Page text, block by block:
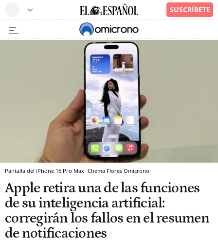
Pantalla del iPhone 16 Pro Max Chema Flores Omicrono
Apple retira una de las funciones
de su inteligencia artificial:
corregirán los fallos en el resumen
de notificaciones